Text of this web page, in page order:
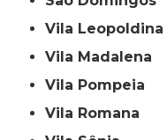
Vila Leopoldina
Vila Madalena
Vila Pompeia
Vila Romana